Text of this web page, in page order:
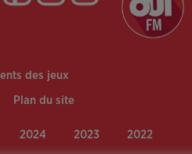
des jeux
Plan du site
2024 2023 2022